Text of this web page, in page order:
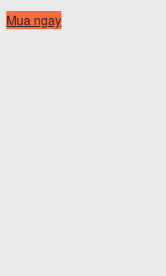
Mua ngay